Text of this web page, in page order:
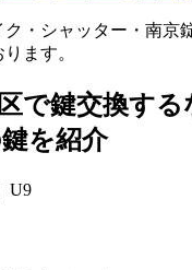
ク・シャッター・南京
ます。
で鍵交換する
を紹介